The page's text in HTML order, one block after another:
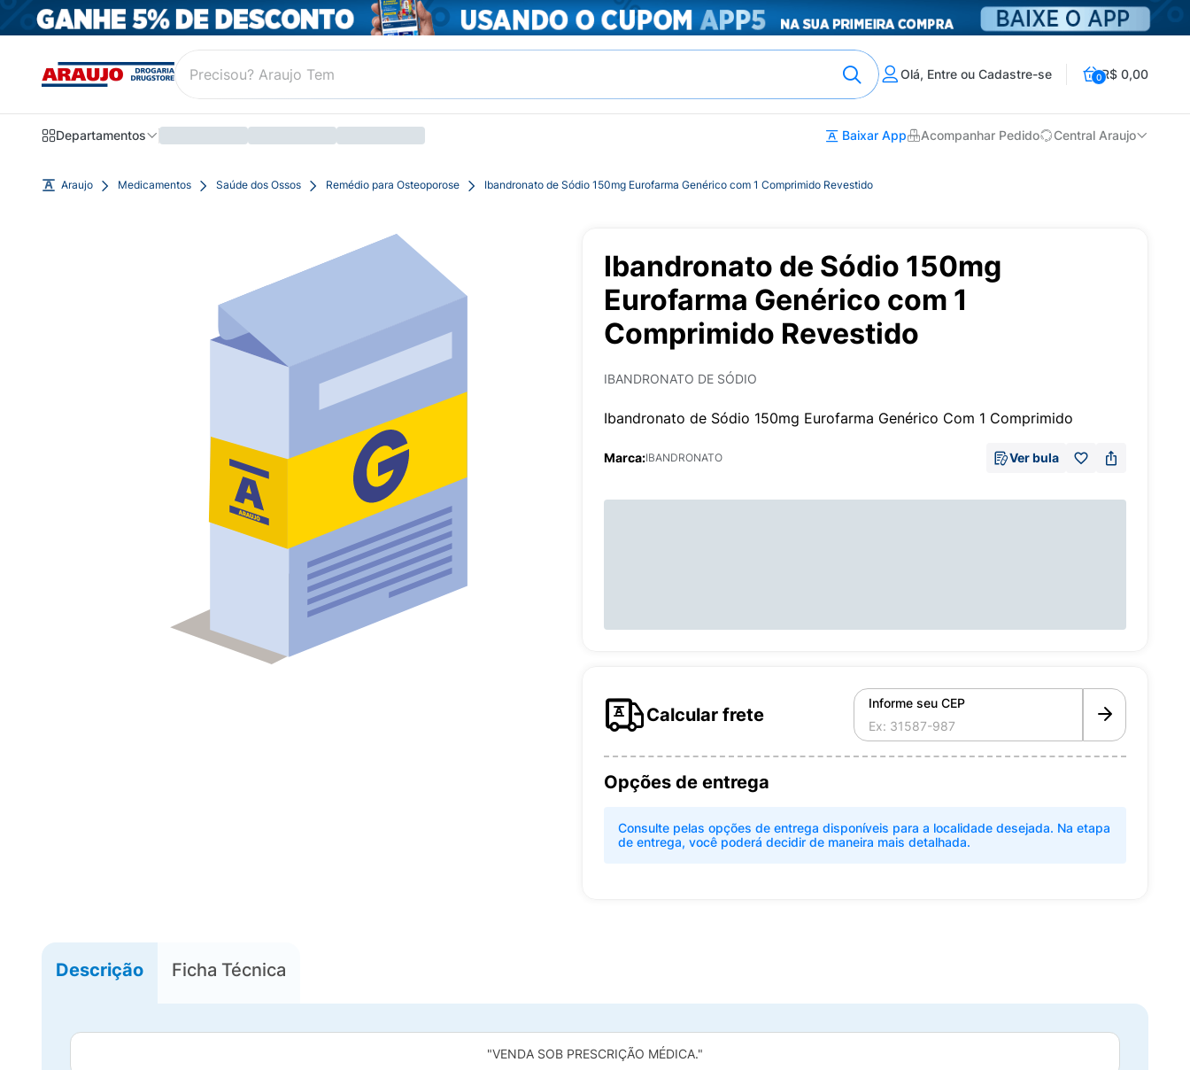
Olá, Entre ou Cadastre-se 0R$ 0,00
Departamentos Baixar App Acompanhar Pedido Central Araujo
Araujo Medicamentos Saúde dos Ossos Remédio para Osteoporose Ibandronato de Sódio 150mg Eurofarma Genérico com 1 Comprimido Revestido
Ibandronato de Sódio 150mg
Eurofarma Genérico com 1
Comprimido Revestido
IBANDRONATO DE SÓDIO
Ibandronato de Sódio 150mg Eurofarma Genérico Com 1 Comprimido
Marca:IBANDRONATO Ver bula
Calcular frete
Informe seu CEP
Opções de entrega
Consulte pelas opções de entrega disponíveis para a localidade desejada. Na etapa
de entrega, você poderá decidir de maneira mais detalhada.
Descrição Ficha Técnica
"VENDA SOB PRESCRIÇÃO MÉDICA."